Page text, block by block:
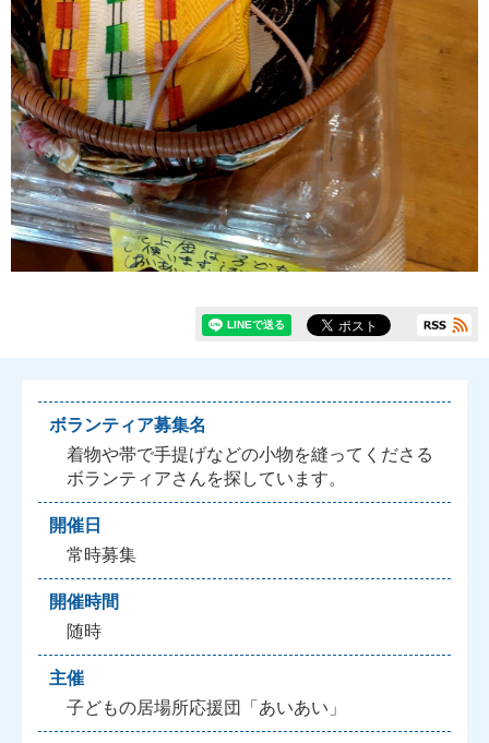
ボランティア募集名
着物や帯で手提げなどの小物を縫ってくださる
ボランティアさんを探しています。
開催日
常時募集
開催時間
随時
主催
子どもの居場所応援団「あいあい」